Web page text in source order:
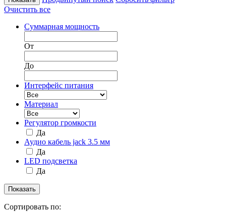
Очистить все
Суммарная мощность
От
До
Интерфейс питания
Материал
Регулятор громкости
Да
Аудио кабель jack 3.5 мм
Да
LED подсветка
Да
Сортировать по: